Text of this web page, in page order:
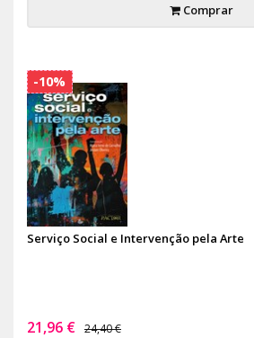
Comprar
Serviço Social e Intervenção pela Arte
21,96 € 24,40 €
-10%